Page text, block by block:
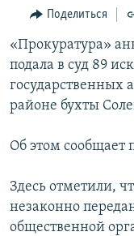
Вернутся
поиску
ИНТЕРАКТИВ
ИНФОГРАФИКА
ТЕЛЕПРОЕКТ
СОВЕТЫ
ELIFBE
РАДІО СВОБОДА
КАК ОБОЙТИ
Українською
Qırımtatar
Поделиться
«Прокуратура»
подала в суд 89
государственных
районе бухты
Об этом сообщает
Здесь отметили,
незаконно
общественной